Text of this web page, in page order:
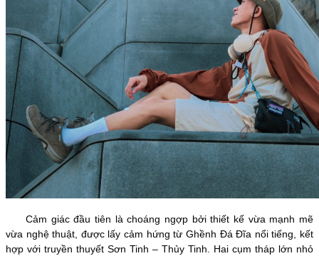
Cảm giác đầu tiên là choáng ngợp bởi thiết kế vừa mạnh mẽ
vừa nghệ thuật, được lấy cảm hứng từ Ghềnh Đá Đĩa nổi tiếng, kết
hợp với truyền thuyết Sơn Tinh – Thủy Tinh. Hai cụm tháp lớn nhỏ